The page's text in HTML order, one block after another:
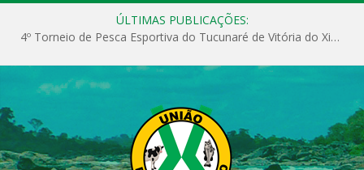
ÚLTIMAS PUBLICAÇÕES:
4º Torneio de Pesca Esportiva do Tucunaré de Vitória do Xingu